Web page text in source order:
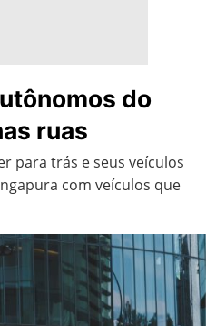
do
ruas
para trás e seus veículos
com veículos que